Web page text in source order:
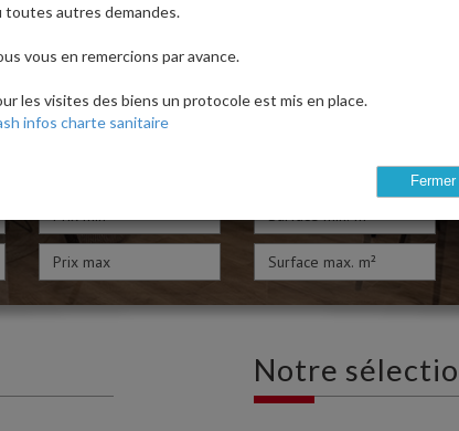
toutes autres demandes.
vous en remercions par avance.
les visites des biens un protocole est mis en place.
infos charte sanitaire
Fermer
Notre